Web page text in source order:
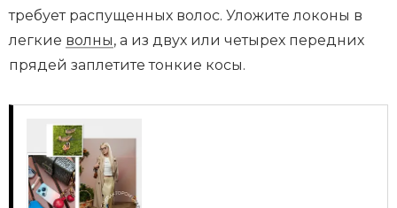
требует распущенных волос. Уложите локоны в
легкие волны, а из двух или четырех передних
прядей заплетите тонкие косы.